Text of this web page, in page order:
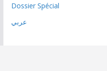
Dossier Spécial
عربي